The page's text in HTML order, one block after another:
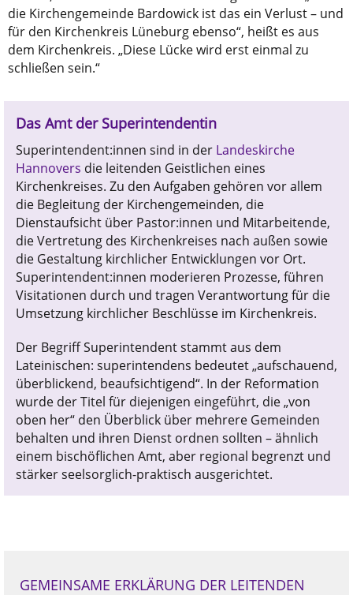
die Kirchengemeinde Bardowick ist das ein Verlust – und
für den Kirchenkreis Lüneburg ebenso“, heißt es aus
dem Kirchenkreis. „Diese Lücke wird erst einmal zu
schließen sein.“
Das Amt der Superintendentin
Superintendent:innen sind in der Landeskirche
Hannovers die leitenden Geistlichen eines
Kirchenkreises. Zu den Aufgaben gehören vor allem
die Begleitung der Kirchengemeinden, die
Dienstaufsicht über Pastor:innen und Mitarbeitende,
die Vertretung des Kirchenkreises nach außen sowie
die Gestaltung kirchlicher Entwicklungen vor Ort.
Superintendent:innen moderieren Prozesse, führen
Visitationen durch und tragen Verantwortung für die
Umsetzung kirchlicher Beschlüsse im Kirchenkreis.
Der Begriff Superintendent stammt aus dem
Lateinischen: superintendens bedeutet „aufschauend,
überblickend, beaufsichtigend“. In der Reformation
wurde der Titel für diejenigen eingeführt, die „von
oben her“ den Überblick über mehrere Gemeinden
behalten und ihren Dienst ordnen sollten – ähnlich
einem bischöflichen Amt, aber regional begrenzt und
stärker seelsorglich-praktisch ausgerichtet.
GEMEINSAME ERKLÄRUNG DER LEITENDEN